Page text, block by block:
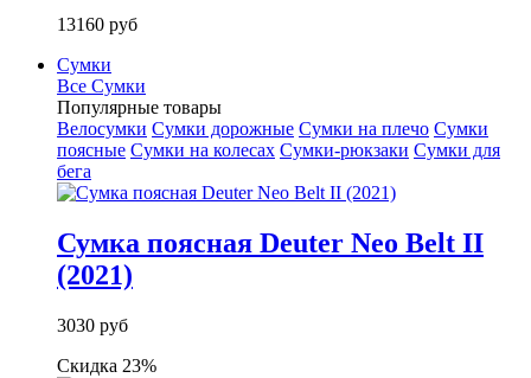
13160 руб
Сумки
Все Сумки
Популярные товары
Велосумки Сумки дорожные Сумки на плечо Сумки
поясные Сумки на колесах Сумки-рюкзаки Сумки для
бега
Сумка поясная Deuter Neo Belt II
(2021)
3030 руб
Скидка 23%